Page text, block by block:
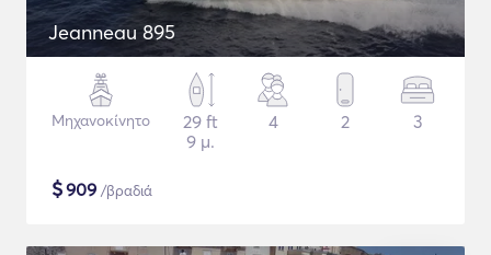
Jeanneau 895
Μηχανοκίνητο
29 ft
9 μ.
4 2 3
$909 /βραδιά